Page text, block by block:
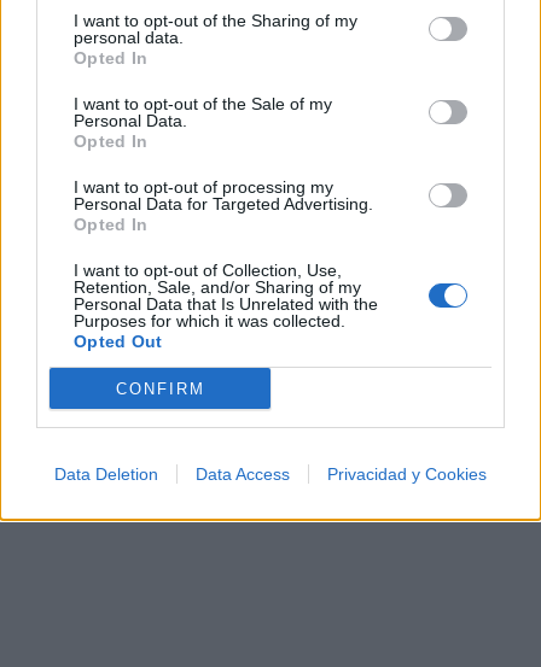
I want to opt-out of the Sharing of my
personal data.
Opted In
I want to opt-out of the Sale of my
Personal Data.
Opted In
I want to opt-out of processing my
Personal Data for Targeted Advertising.
Opted In
I want to opt-out of Collection, Use,
Retention, Sale, and/or Sharing of my
Personal Data that Is Unrelated with the
Purposes for which it was collected.
Opted Out
CONFIRM
Data Deletion Data Access Privacidad y Cookies
Biografía de Corazon Serrano
Corazón Serrano: Una Historia de Pasión y Éxito
Ranking de Corazon Serrano
Corazon Serranoestá en la posición
del
ranking de esta semana, su mejor puesto ha sido el
¿Apoyar a Corazon Serrano?
625